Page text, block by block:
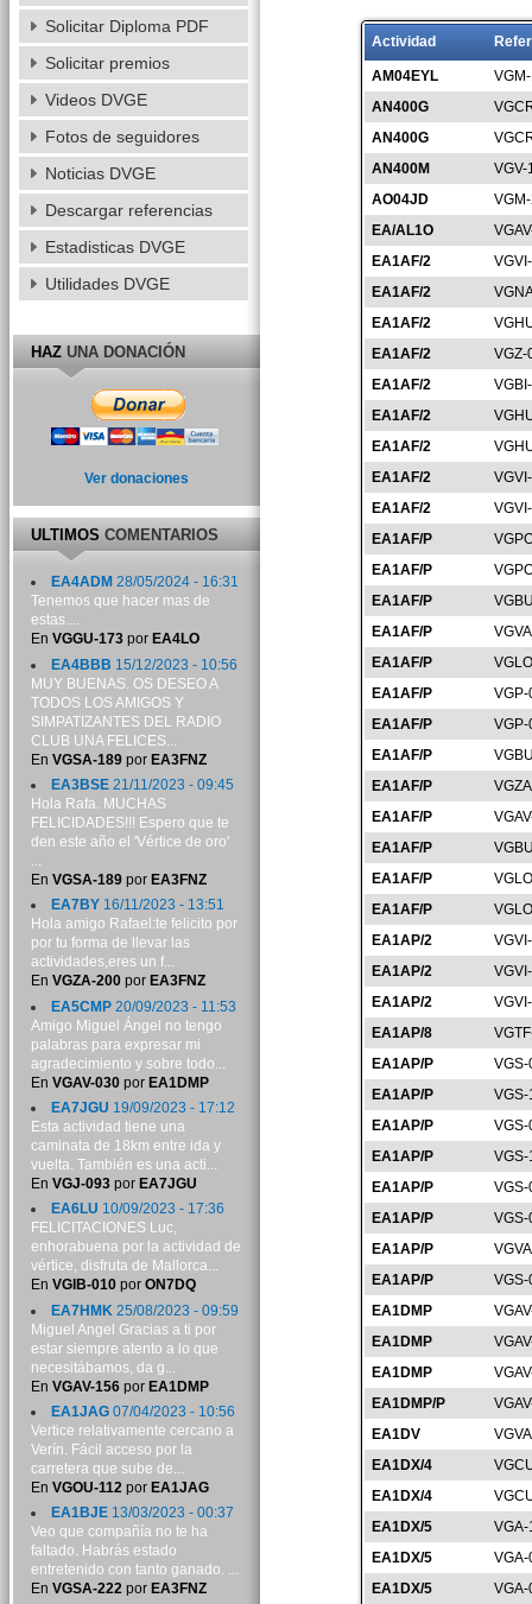
Actividad
AM04EYL
AN400G
AN400G
AN400M
VGV-
AO04JD
EA/AL1O
EA1AF/2
EA1AF/2
EA1AF/2
EA1AF/2
VGZ-
EA1AF/2
EA1AF/2
EA1AF/2
EA1AF/2
EA1AF/2
EA1AF/P
EA1AF/P
EA1AF/P
EA1AF/P
EA1AF/P
EA1AF/P
EA1AF/P
EA1AF/P
EA1AF/P
EA1AF/P
EA1AF/P
EA1AF/P
EA1AF/P
EA1AP/2
EA1AP/2
EA1AP/2
EA1AP/8
EA1AP/P
EA1AP/P
EA1AP/P
EA1AP/P
EA1AP/P
EA1AP/P
EA1AP/P
EA1AP/P
EA1DMP
EA1DMP
EA1DMP
EA1DMP/P
EA1DV
EA1DX/4
EA1DX/4
EA1DX/5
EA1DX/5
EA1DX/5
Solicitar Diploma PDF
Solicitar premios
Videos DVGE
Fotos de seguidores
Noticias DVGE
Descargar referencias
Estadisticas DVGE
Utilidades DVGE
HAZUNA DONACIÓN
Ver donaciones
ULTIMOSCOMENTARIOS
EA4ADM 28/05/2024 - 16:31
Tenemos que hacer mas de
estas....
En VGGU-173por EA4LO
EA4BBB 15/12/2023 - 10:56
MUY BUENAS. OS DESEO A
TODOS LOS AMIGOS Y
SIMPATIZANTES DEL RADIO
CLUB UNA FELICES...
En VGSA-189por EA3FNZ
EA3BSE21/11/2023 - 09:45
Hola Rafa. MUCHAS
FELICIDADES!!! Espero que te
den este año el 'Vértice de oro'
...
En VGSA-189por EA3FNZ
EA7BY16/11/2023 - 13:51
Hola amigo Rafael:te felicito por
por tu forma de llevar las
actividades,eres un f...
En VGZA-200por EA3FNZ
EA5CMP20/09/2023 - 11:53
Amigo Miguel Ángel no tengo
palabras para expresar mi
agradecimiento y sobre todo...
En VGAV-030por EA1DMP
EA7JGU 19/09/2023 - 17:12
Esta actividad tiene una
caminata de 18km entre ida y
vuelta. También es una acti...
En VGJ-093por EA7JGU
EA6LU 10/09/2023 - 17:36
FELICITACIONES Luc,
enhorabuena por la actividad de
vértice, disfruta de Mallorca...
En VGIB-010por ON7DQ
EA7HMK 25/08/2023 - 09:59
Miguel Angel Gracias a ti por
estar siempre atento a lo que
necesitábamos, da g...
En VGAV-156por EA1DMP
EA1JAG07/04/2023 - 10:56
Vertice relativamente cercano a
Verín. Fácil acceso por la
carretera que sube de...
En VGOU-112por EA1JAG
EA1BJE13/03/2023 - 00:37
Veo que compañía no te ha
faltado. Habrás estado
entretenido con tanto ganado. ...
En VGSA-222por EA3FNZ